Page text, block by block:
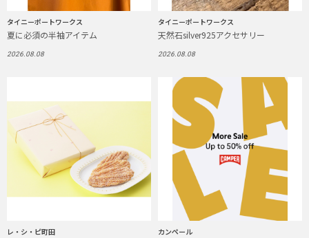
タイニーポートワークス
夏に必須の半袖アイテム
2026.08.08
タイニーポートワークス
天然石silver925アクセサリー
2026.08.08
レ・シ・ピ町田 カンペール